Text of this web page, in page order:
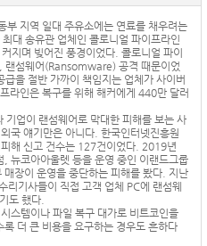
부 지역 일대 주유소에는 연료를 채우려는
대 송유관 업체인 콜로니얼 파이프라인
지며 빚어진 풍경이었다. 콜로니얼 파이
랜섬웨어(Ransomware) 공격 때문이었
을 절반 가까이 책임지는 업체가 사이버
라인은 복구를 위해 해커에게 440만 달러
기업이 랜섬웨어로 막대한 피해를 보는 사
국 얘기만은 아니다. 한국인터넷진흥원
해 신고 건수는 127건이었다. 2019년
뉴코아아울렛 등을 운영 중인 이랜드그룹
장이 운영을 중단하는 피해를 봤다. 지난
리기사들이 직접 고객 업체 PC에 랜섬웨
도 했다.